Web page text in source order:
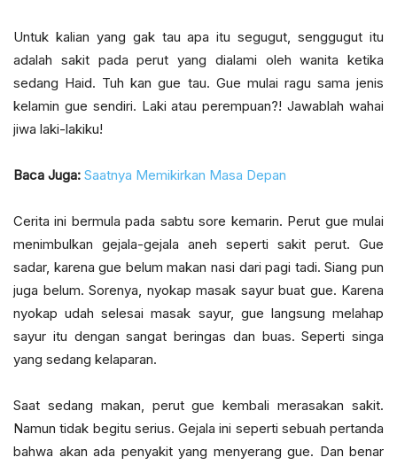
Untuk kalian yang gak tau apa itu segugut, senggugut itu
adalah sakit pada perut yang dialami oleh wanita ketika
sedang Haid. Tuh kan gue tau. Gue mulai ragu sama jenis
kelamin gue sendiri. Laki atau perempuan?! Jawablah wahai
jiwa laki-lakiku!
Baca Juga: Saatnya Memikirkan Masa Depan
Cerita ini bermula pada sabtu sore kemarin. Perut gue mulai
menimbulkan gejala-gejala aneh seperti sakit perut. Gue
sadar, karena gue belum makan nasi dari pagi tadi. Siang pun
juga belum. Sorenya, nyokap masak sayur buat gue. Karena
nyokap udah selesai masak sayur, gue langsung melahap
sayur itu dengan sangat beringas dan buas. Seperti singa
yang sedang kelaparan.
Saat sedang makan, perut gue kembali merasakan sakit.
Namun tidak begitu serius. Gejala ini seperti sebuah pertanda
bahwa akan ada penyakit yang menyerang gue. Dan benar